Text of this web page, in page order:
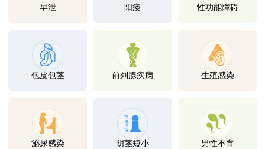
早泄 阳痿 性功能障碍
包皮包茎 前列腺疾病 生殖感染
泌尿感染 阴茎短小 男性不育